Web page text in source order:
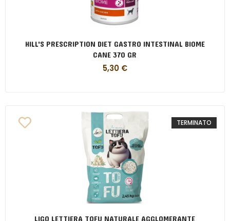
HILL'S PRESCRIPTION DIET GASTRO INTESTINAL BIOME
CANE 370 GR
5,30 €
TERMINATO